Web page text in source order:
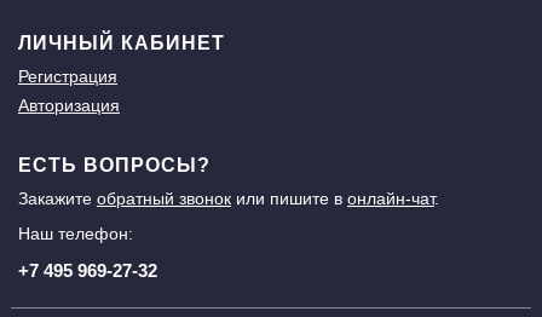
ЛИЧНЫЙ КАБИНЕТ
Регистрация
Авторизация
ЕСТЬ ВОПРОСЫ?
Закажите обратный звонок или пишите в онлайн-чат.
Наш телефон:
+7 495 969-27-32